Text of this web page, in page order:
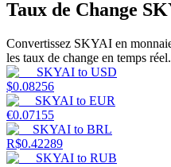
Jalonnement
Des rendements élevés et
Taux de Change
Convertissez SKYAI en
les taux de change en temps réel.
SKYAI to USD
$0.08256
SKYAI to EUR
€0.07155
SKYAI to BRL
R$0.42289
SKYAI to RUB